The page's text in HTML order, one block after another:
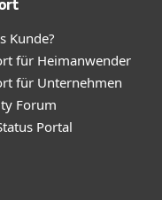
Kunde?
für Heimanwender
für Unternehmen
Forum
Portal